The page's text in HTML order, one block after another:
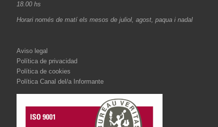
18.00 hs
Horari només de matí els mesos de juliol, agost, paqua i nadal
Aviso legal
Política de privacidad
Política de cookies
Política Canal del/a Informante